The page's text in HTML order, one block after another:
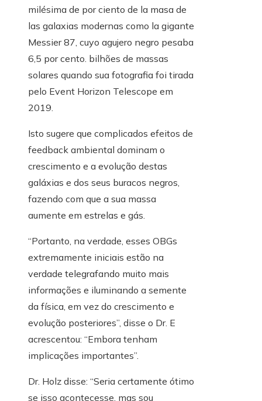
milésima de por ciento de la masa de
las galaxias modernas como la gigante
Messier 87, cuyo agujero negro pesaba
6,5 ​​por cento. bilhões de massas
solares quando sua fotografia foi tirada
pelo Event Horizon Telescope em
2019.
Isto sugere que complicados efeitos de
feedback ambiental dominam o
crescimento e a evolução destas
galáxias e dos seus buracos negros,
fazendo com que a sua massa
aumente em estrelas e gás.
“Portanto, na verdade, esses OBGs
extremamente iniciais estão na
verdade telegrafando muito mais
informações e iluminando a semente
da física, em vez do crescimento e
evolução posteriores”, disse o Dr. E
acrescentou: “Embora tenham
implicações importantes”.
Dr. Holz disse: “Seria certamente ótimo
se isso acontecesse, mas sou